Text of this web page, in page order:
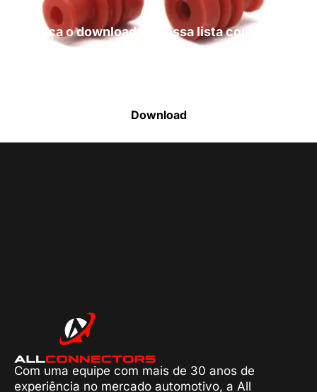
Faça o download da nossa lista completa
de estoque e tenha acesso a todos os
Download
Com uma equipe com mais de 30 anos de
experiência no mercado automotivo, a All